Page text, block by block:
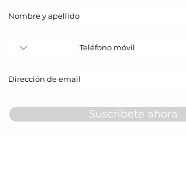
Suscríbete ahora